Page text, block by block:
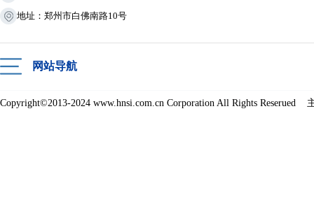
地址：郑州市白佛南路10号
网站导航
Copyright©2013-2024 www.hnsi.com.cn Corporation All Rights